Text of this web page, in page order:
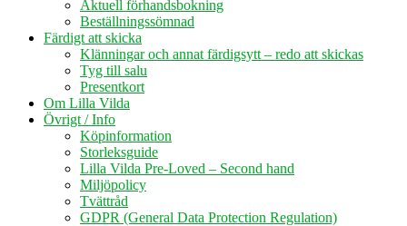
Aktuell förhandsbokning
Beställningssömnad
Färdigt att skicka
Klänningar och annat färdigsytt – redo att skickas
Tyg till salu
Presentkort
Om Lilla Vilda
Övrigt / Info
Köpinformation
Storleksguide
Lilla Vilda Pre-Loved – Second hand
Miljöpolicy
Tvättråd
GDPR (General Data Protection Regulation)